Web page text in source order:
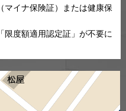
マイナ保険証）または健康保
限度額適用認定証」が不要に